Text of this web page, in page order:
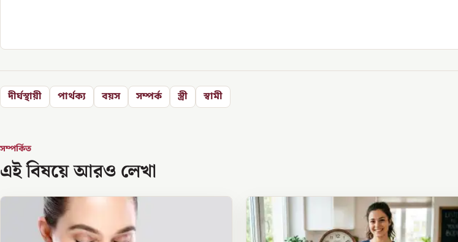
দীর্ঘস্থায়ী পার্থক্য বয়স সম্পর্ক স্ত্রী স্বামী
সম্পর্কিত
এই বিষয়ে আরও লেখা